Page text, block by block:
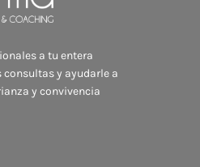
a tu entera
y ayudarle a
y convivencia